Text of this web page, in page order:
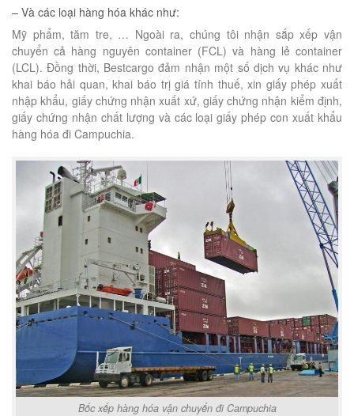
– Và các loại hàng hóa khác như:
Mỹ phẩm, tăm tre, … Ngoài ra, chúng tôi nhận sắp xếp vận
chuyển cả hàng nguyên container (FCL) và hàng lẻ container
(LCL). Đồng thời, Bestcargo đảm nhận một số dịch vụ khác như
khai báo hải quan, khai báo trị giá tính thuế, xin giấy phép xuất
nhập khẩu, giấy chứng nhận xuất xứ, giấy chứng nhận kiểm định,
giấy chứng nhận chất lượng và các loại giấy phép con xuất khẩu
hàng hóa đi Campuchia.
Bốc xếp hàng hóa vận chuyển đi Campuchia